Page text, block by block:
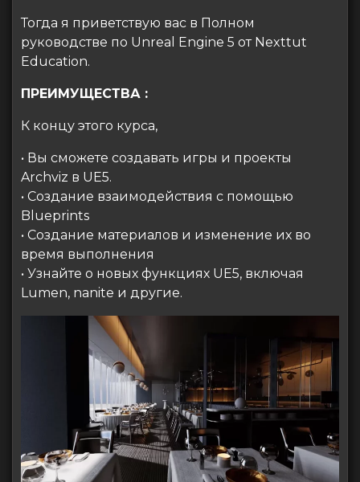
Тогда я приветствую вас в Полном
руководстве по Unreal Engine 5 от Nexttut
Education.
ПРЕИМУЩЕСТВА :
К концу этого курса,
• Вы сможете создавать игры и проекты
Archviz в UE5.
• Создание взаимодействия с помощью
Blueprints
• Создание материалов и изменение их во
время выполнения
• Узнайте о новых функциях UE5, включая
Lumen, nanite и другие.